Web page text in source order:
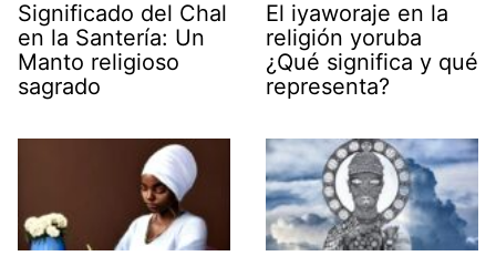
Significado del Chal
en la Santería: Un
Manto religioso
sagrado
El iyaworaje en la
religión yoruba
¿Qué significa y qué
representa?